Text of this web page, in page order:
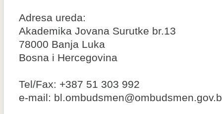
Adresa ureda:
Akademika Jovana Surutke br.13
78000 Banja Luka
Bosna i Hercegovina
Tel/Fax: +387 51 303 992
e-mail: